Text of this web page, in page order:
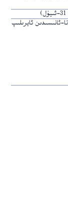
بالا ئاتا-ئانىسىدىن ئايرىلىپ